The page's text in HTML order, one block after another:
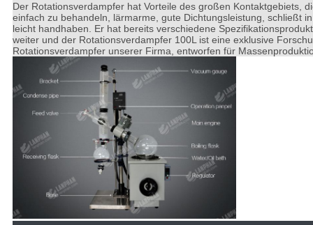
Der Rotationsverdampfer hat Vorteile des großen Kontaktgebiets,
einfach zu behandeln, lärmarme, gute Dichtungsleistung, schließt
leicht handhaben. Er hat bereits verschiedene
weiter und der Rotationsverdampfer 100L ist eine exklusive
Rotationsverdampfer unserer Firma, entworfen für